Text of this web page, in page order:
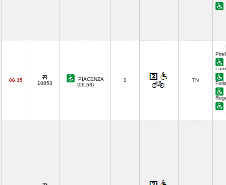
06.35
10853
PIACENZA
(06.53)
3 TN